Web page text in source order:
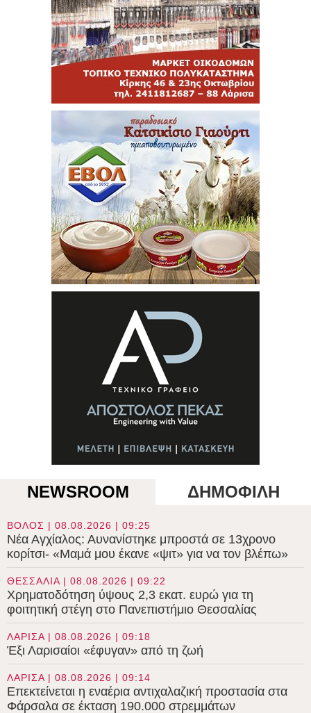
NEWSROOM ΔΗΜΟΦΙΛΗ
ΒΟΛΟΣ | 08.08.2026 | 09:25
Νέα Αγχίαλος: Αυνανίστηκε μπροστά σε 13χρονο
κορίτσι- «Μαμά μου έκανε «ψιτ» για να τον βλέπω»
ΘΕΣΣΑΛΙΑ | 08.08.2026 | 09:22
Χρηματοδότηση ύψους 2,3 εκατ. ευρώ για τη
φοιτητική στέγη στο Πανεπιστήμιο Θεσσαλίας
ΛΑΡΙΣΑ | 08.08.2026 | 09:18
Έξι Λαρισαίοι «έφυγαν» από τη ζωή
ΛΑΡΙΣΑ | 08.08.2026 | 09:14
Επεκτείνεται η εναέρια αντιχαλαζική προστασία στα
Φάρσαλα σε έκταση 190.000 στρεμμάτων